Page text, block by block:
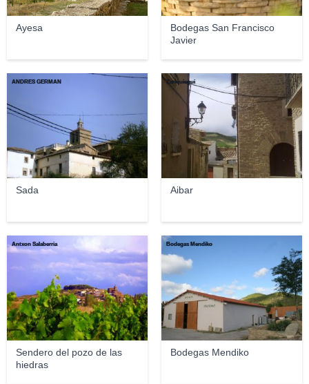
Ayesa
Bodegas San Francisco
Javier
Sada
ANDRES GERMAN
Aibar
Zariquiegui
Sendero del pozo de las
hiedras
Antxon Salaberria
Bodegas Mendiko
Bodegas Mendiko